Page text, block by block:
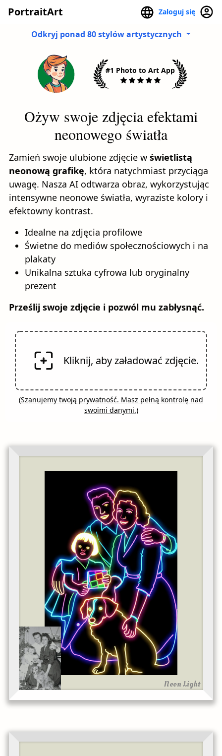
PortraitArt Zaloguj się
Odkryj ponad 80 stylów artystycznych
#1 Photo to Art App
Ożyw swoje zdjęcia efektami
neonowego światła
Zamień swoje ulubione zdjęcie w świetlistą
neonową grafikę, która natychmiast przyciąga
uwagę. Nasza AI odtwarza obraz, wykorzystując
intensywne neonowe światła, wyraziste kolory i
efektowny kontrast.
Idealne na zdjęcia profilowe
Świetne do mediów społecznościowych i na
plakaty
Unikalna sztuka cyfrowa lub oryginalny
prezent
Prześlij swoje zdjęcie i pozwól mu zabłysnąć.
Kliknij, aby załadować zdjęcie.
(Szanujemy twoją prywatność. Masz pełną kontrolę nad
swoimi danymi.)
Neon Light